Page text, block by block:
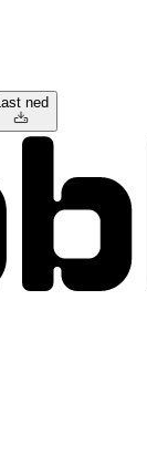
Last ned